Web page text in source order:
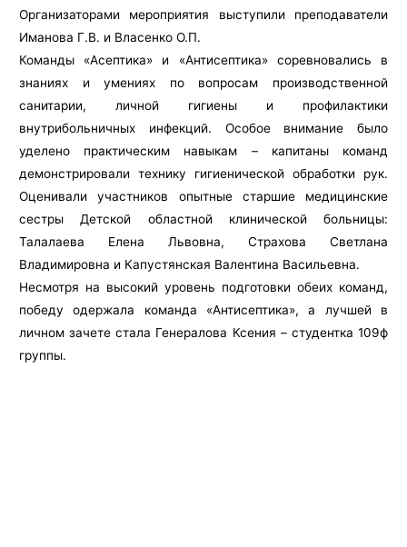
Организаторами мероприятия выступили преподаватели
Иманова Г.В. и Власенко О.П.
Команды «Асептика» и «Антисептика» соревновались в
знаниях и умениях по вопросам производственной
санитарии, личной гигиены и профилактики
внутрибольничных инфекций. Особое внимание было
уделено практическим навыкам – капитаны команд
демонстрировали технику гигиенической обработки рук.
Оценивали участников опытные старшие медицинские
сестры Детской областной клинической больницы:
Талалаева Елена Львовна, Страхова Светлана
Владимировна и Капустянская Валентина Васильевна.
Несмотря на высокий уровень подготовки обеих команд,
победу одержала команда «Антисептика», а лучшей в
личном зачете стала Генералова Ксения – студентка 109ф
группы.